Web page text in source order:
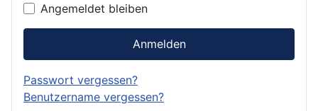
Angemeldet bleiben
Anmelden
Passwort vergessen?
Benutzername vergessen?